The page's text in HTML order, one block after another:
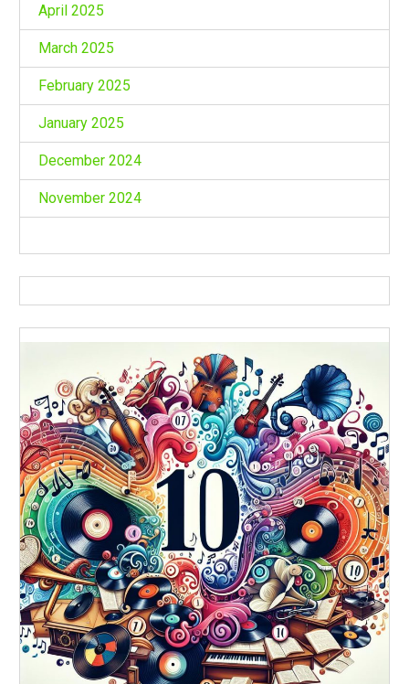
April 2025
March 2025
February 2025
January 2025
December 2024
November 2024